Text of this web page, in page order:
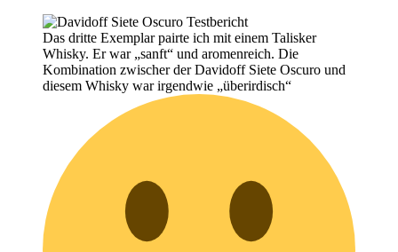
Das dritte Exemplar pairte ich mit einem Talisker
Whisky. Er war „sanft“ und aromenreich. Die
Kombination zwischer der Davidoff Siete Oscuro und
diesem Whisky war irgendwie „überirdisch“